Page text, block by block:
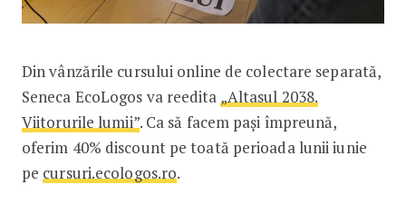
Din vânzările cursului online de colectare separată,
Seneca EcoLogos va reedita „Altasul 2038.
Viitorurile lumii”. Ca să facem pași împreună,
oferim 40% discount pe toată perioada lunii iunie
pe cursuri.ecologos.ro.